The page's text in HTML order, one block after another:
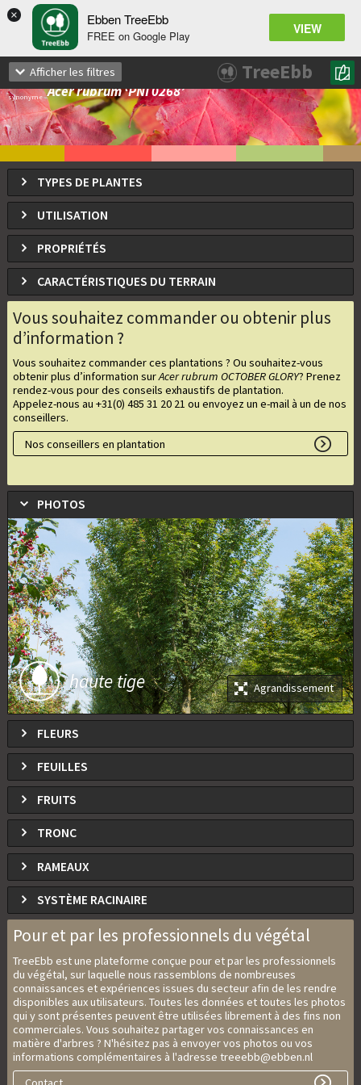
× Ebben TreeEbb
FREE on Google Play VIEW
Acer rubrum OCTOBER GLORY
Érable rouge 'October Glory'
synonyme Acer rubrum ‘PNI 0268’
TYPES DE PLANTES
UTILISATION
PROPRIÉTÉS
CARACTÉRISTIQUES DU TERRAIN
Vous souhaitez commander ou obtenir plus
d’information ?
Vous souhaitez commander ces plantations ? Ou souhaitez-vous
obtenir plus d’information surAcer rubrum OCTOBER GLORY? Prenez
rendez-vous pour des conseils exhaustifs de plantation.
Appelez-nous au +31(0) 485 31 20 21 ou envoyez un e-mail à un de nos
conseillers.
Nos conseillers en plantation
PHOTOS
Agrandissement
haute tige
FLEURS
FEUILLES
FRUITS
TRONC
RAMEAUX
SYSTÈME RACINAIRE
Pour et par les professionnels du végétal
TreeEbb est une plateforme conçue pour et par les professionnels
du végétal, sur laquelle nous rassemblons de nombreuses
connaissances et expériences issues du secteur afin de les rendre
disponibles aux utilisateurs. Toutes les données et toutes les photos
qui y sont présentes peuvent être utilisées librement à des fins non
commerciales. Vous souhaitez partager vos connaissances en
matière d'arbres ? N'hésitez pas à envoyer vos photos ou vos
informations complémentaires à l'adresse treeebb@ebben.nl
Afficher les filtres TreeEbb